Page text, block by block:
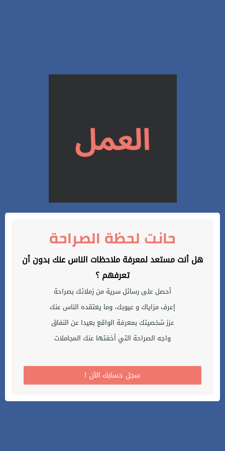
حانت لحظة الصراحة
هل أنت مستعد لمعرفة ملاحظات الناس عنك بدون أن
تعرفهم ؟
أحصل على رسائل سرية من زملائك بصراحة
إعرف مزاياك و عيوبك، وما يعتقده الناس عنك
عزز شخصيتك بمعرفة الواقع بعيدا عن النفاق
واجه الصراحة التي أخفتها عنك المجاملات
! سجل حسابك الآن